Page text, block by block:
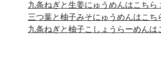
九条ねぎと生姜にゅうめんはこち
三つ葉と柚子みそにゅうめんはこ
九条ねぎと柚子こしょうらーめん